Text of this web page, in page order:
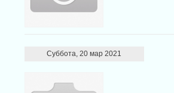
Суббота, 20 мар 2021